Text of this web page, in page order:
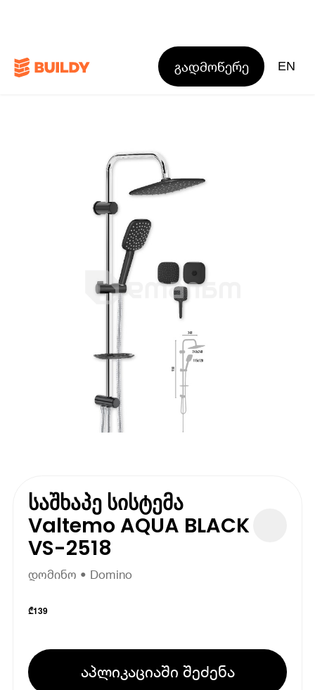
გადმოწერე EN
საშხაპე სისტემა
Valtemo AQUA BLACK
VS-2518
დომინო • Domino
₾139
აპლიკაციაში შეძენა